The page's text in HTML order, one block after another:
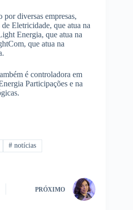
diversas empresas,
Eletricidade, que atua na
Energia, que atua na
que atua na
é controladora em
Participações e na
# notícias
PRÓXIMO